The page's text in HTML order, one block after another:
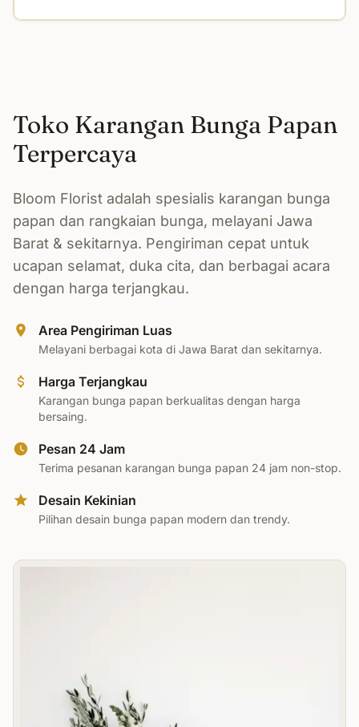
Toko Karangan Bunga Papan
Terpercaya
Bloom Florist adalah spesialis karangan bunga
papan dan rangkaian bunga, melayani Jawa
Barat & sekitarnya. Pengiriman cepat untuk
ucapan selamat, duka cita, dan berbagai acara
dengan harga terjangkau.
Area Pengiriman Luas
Melayani berbagai kota di Jawa Barat dan sekitarnya.
Harga Terjangkau
Karangan bunga papan berkualitas dengan harga
bersaing.
Pesan 24 Jam
Terima pesanan karangan bunga papan 24 jam non-stop.
Desain Kekinian
Pilihan desain bunga papan modern dan trendy.